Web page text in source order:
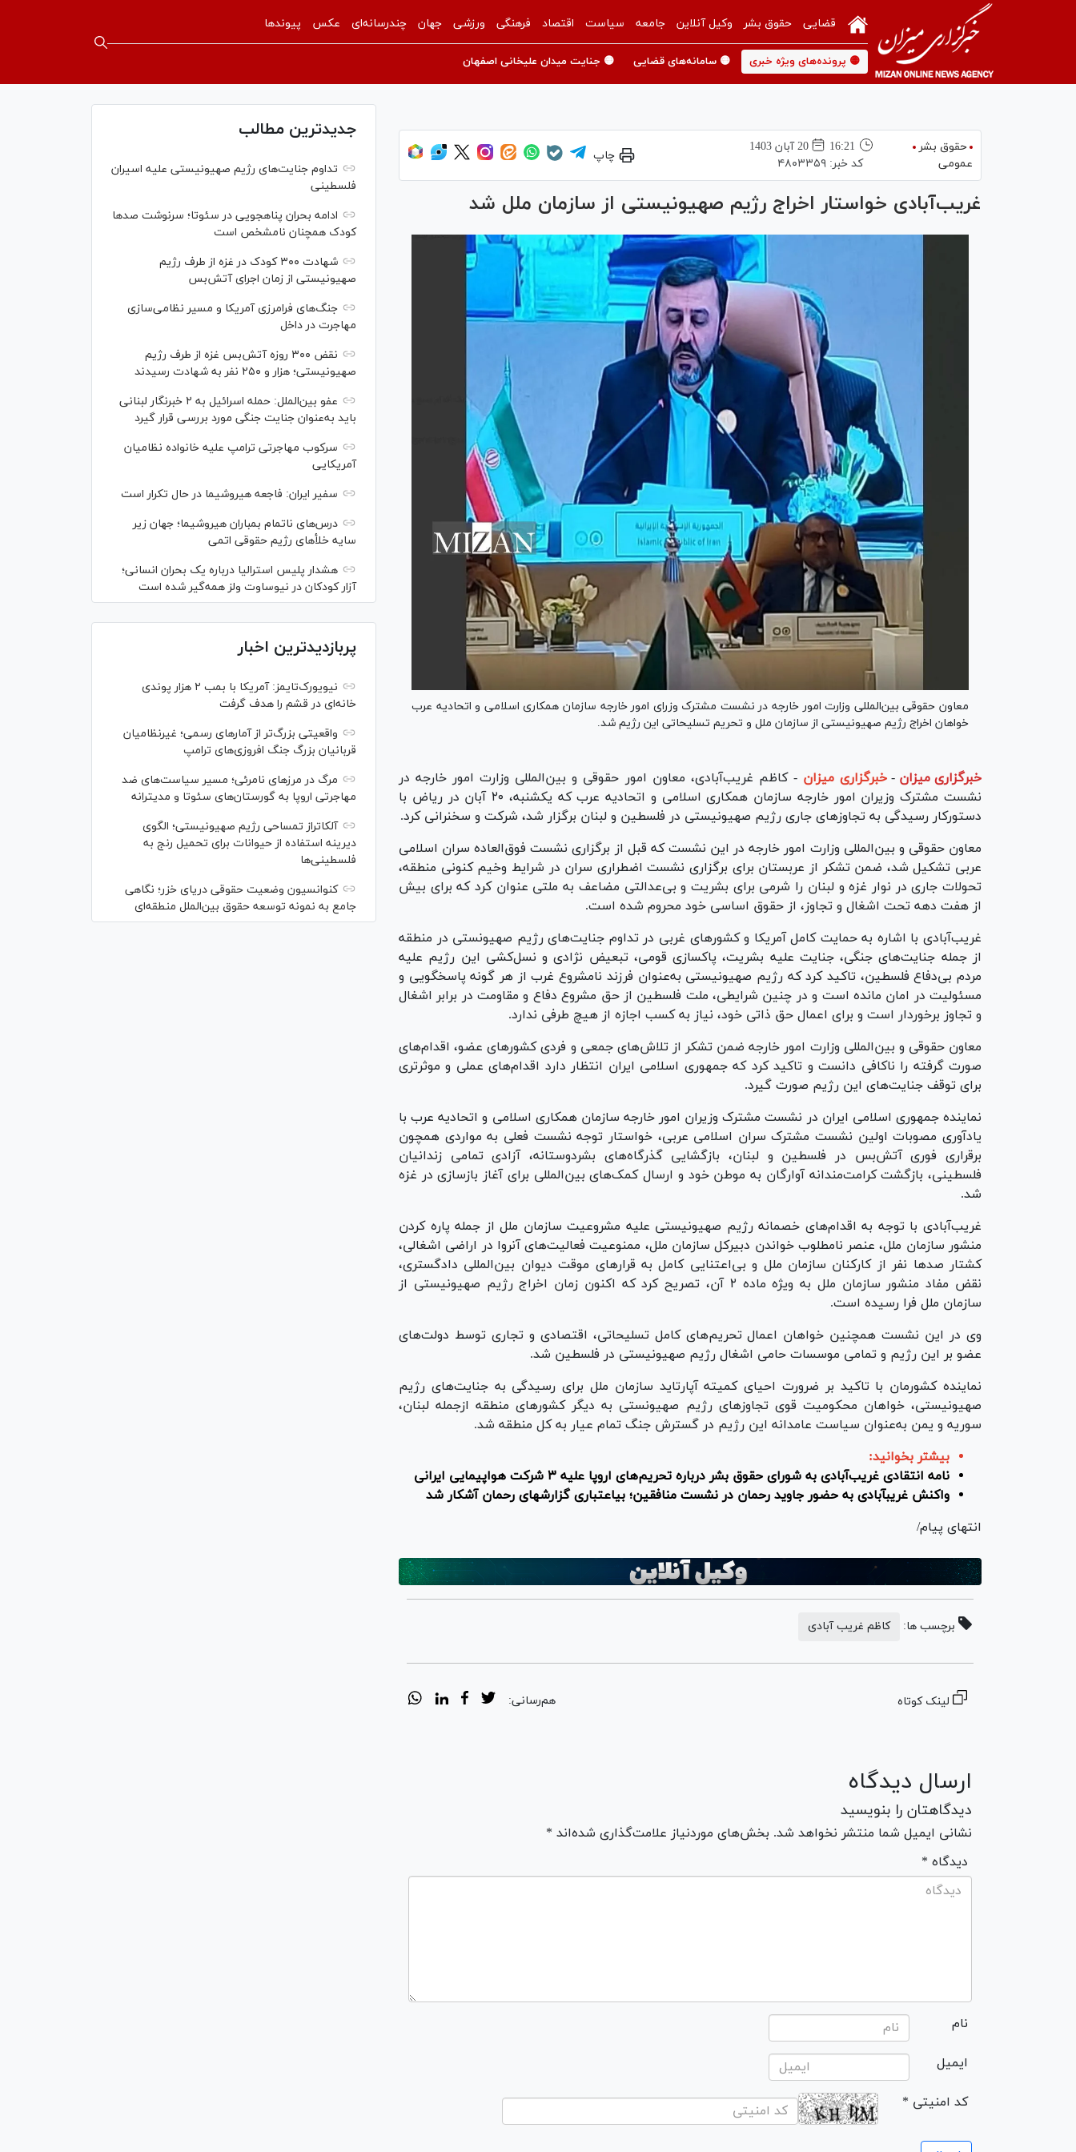
قضایی حقوق بشر وکیل آنلاین جامعه سیاست اقتصاد فرهنگی ورزشی جهان چندرسانه‌ای عکس پیوندها
🟡 پرونده‌های ویژه خبری 🟡 سامانه‌های قضایی 🟡 جنایت میدان علیخانی اصفهان
حقوق بشر
عمومی
16:21
20 آبان 1403
کد خبر: ۴۸۰۳۳۵۹
چاپ
غریب‌آبادی خواستار اخراج رژیم صهیونیستی از سازمان ملل شد
معاون حقوقی بین‌المللی وزارت امور خارجه در نشست مشترک وزرای امور خارجه سازمان همکاری اسلامی و اتحادیه عرب
خواهان اخراج رژیم صهیونیستی از سازمان ملل و تحریم تسلیحاتی این رژیم شد.
خبرگزاری میزان - خبرگزاری میزان - کاظم غریب‌آبادی، معاون امور حقوقی و بین‌المللی وزارت امور خارجه در
نشست مشترک وزیران امور خارجه سازمان همکاری اسلامی و اتحادیه عرب که یکشنبه، ۲۰ آبان در ریاض با
دستورکار رسیدگی به تجاوزهای جاری رژیم صهیونیستی در فلسطین و لبنان برگزار شد، شرکت و سخنرانی کرد.
معاون حقوقی و بین‌المللی وزارت امور خارجه در این نشست که قبل از برگزاری نشست فوق‌العاده سران اسلامی
عربی تشکیل شد، ضمن تشکر از عربستان برای برگزاری نشست اضطراری سران در شرایط وخیم کنونی منطقه،
تحولات جاری در نوار غزه و لبنان را شرمی برای بشریت و بی‌عدالتی مضاعف به ملتی عنوان کرد که برای بیش
از هفت دهه تحت اشغال و تجاوز، از حقوق اساسی خود محروم شده است.
غریب‌آبادی با اشاره به حمایت کامل آمریکا و کشور‌های غربی در تداوم جنایت‌های رژیم صهیونستی در منطقه
از جمله جنایت‌های جنگی، جنایت علیه بشریت، پاکسازی قومی، تبعیض نژادی و نسل‌کشی این رژیم علیه
مردم بی‌دفاع فلسطین، تاکید کرد که رژیم صهیونیستی به‌عنوان فرزند نامشروع غرب از هر گونه پاسخگویی و
مسئولیت در امان مانده است و در چنین شرایطی، ملت فلسطین از حق مشروع دفاع و مقاومت در برابر اشغال
و تجاوز برخوردار است و برای اعمال حق ذاتی خود، نیاز به کسب اجازه از هیچ طرفی ندارد.
معاون حقوقی و بین‌المللی وزارت امور خارجه ضمن تشکر از تلاش‌های جمعی و فردی کشور‌های عضو، اقدام‌های
صورت گرفته را ناکافی دانست و تاکید کرد که جمهوری اسلامی ایران انتظار دارد اقدام‌های عملی و موثرتری
برای توقف جنایت‌های این رژیم صورت گیرد.
نماینده جمهوری اسلامی ایران در نشست مشترک وزیران امور خارجه سازمان همکاری اسلامی و اتحادیه عرب با
یادآوری مصوبات اولین نشست مشترک سران اسلامی عربی، خواستار توجه نشست فعلی به مواردی همچون
برقراری فوری آتش‌بس در فلسطین و لبنان، بازگشایی گذرگاه‌های بشردوستانه، آزادی تمامی زندانیان
فلسطینی، بازگشت کرامت‌مندانه آوارگان به موطن خود و ارسال کمک‌های بین‌المللی برای آغاز بازسازی در غزه
شد.
غریب‌آبادی با توجه به اقدام‌های خصمانه رژیم صهیونیستی علیه مشروعیت سازمان ملل از جمله پاره کردن
منشور سازمان ملل، عنصر نامطلوب خواندن دبیرکل سازمان ملل، ممنوعیت فعالیت‌های آنروا در اراضی اشغالی،
کشتار صد‌ها نفر از کارکنان سازمان ملل و بی‌اعتنایی کامل به قرار‌های موقت دیوان بین‌المللی دادگستری،
نقض مفاد منشور سازمان ملل به ویژه ماده ۲ آن، تصریح کرد که اکنون زمان اخراج رژیم صهیونیستی از
سازمان ملل فرا رسیده است.
وی در این نشست همچنین خواهان اعمال تحریم‌های کامل تسلیحاتی، اقتصادی و تجاری توسط دولت‌های
عضو بر این رژیم و تمامی موسسات حامی اشغال رژیم صهیونیستی در فلسطین شد.
نماینده کشورمان با تاکید بر ضرورت احیای کمیته آپارتاید سازمان ملل برای رسیدگی به جنایت‌های رژیم
صهیونیستی، خواهان محکومیت قوی تجاوزهای رژیم صهیونستی به دیگر کشور‌های منطقه ازجمله لبنان،
سوریه و یمن به‌عنوان سیاست عامدانه این رژیم در گسترش جنگ تمام عیار به کل منطقه شد.
بیشتر بخوانید:
نامه انتقادی غریب‌آبادی به شورای حقوق بشر درباره تحریم‌های اروپا علیه ۳ شرکت هواپیمایی ایرانی
واکنش غریب‎آبادی به حضور جاوید رحمان در نشست منافقین؛ بی‎اعتباری گزارش‎های رحمان آشکار شد
انتهای پیام/
برچسب ها: کاظم غریب آبادی
لینک کوتاه هم‌رسانی:
ارسال دیدگاه
دیدگاهتان را بنویسید
نشانی ایمیل شما منتشر نخواهد شد. بخش‌های موردنیاز علامت‌گذاری شده‌اند *
* دیدگاه
نام
ایمیل
* کد امنیتی
جدیدترین مطالب
تداوم جنایت‌های رژیم صهیونیستی علیه اسیران
فلسطینی
ادامه بحران پناهجویی در سئوتا؛ سرنوشت صدها
کودک همچنان نامشخص است
شهادت ۳۰۰ کودک در غزه از طرف رژیم
صهیونیستی از زمان اجرای آتش‌بس
جنگ‌های فرامرزی آمریکا و مسیر نظامی‌سازی
مهاجرت در داخل
نقض ۳۰۰ روزه آتش‌بس غزه از طرف رژیم
صهیونیستی؛ هزار و ۲۵۰ نفر به شهادت رسیدند
عفو بین‌الملل: حمله اسرائیل به ۲ خبرنگار لبنانی
باید به‌عنوان جنایت جنگی مورد بررسی قرار گیرد
سرکوب مهاجرتی ترامپ علیه خانواده نظامیان
آمریکایی
سفیر ایران: فاجعه هیروشیما در حال تکرار است
درس‌های ناتمام بمباران هیروشیما؛ جهان زیر
سایه خلأ‌های رژیم حقوقی اتمی
هشدار پلیس استرالیا درباره یک بحران انسانی؛
آزار کودکان در نیوساوت ولز همه‌گیر شده است
پربازدیدترین اخبار
نیویورک‌تایمز: آمریکا با بمب ۲ هزار پوندی
خانه‌ای در قشم را هدف گرفت
واقعیتی بزرگ‌تر از آمار‌های رسمی؛ غیرنظامیان
قربانیان بزرگ جنگ افروزی‌های ترامپ
مرگ در مرز‌های نامرئی؛ مسیر سیاست‌های ضد
مهاجرتی اروپا به گورستان‌های سئوتا و مدیترانه
آلکاتراز تمساحی رژیم صهیونیستی؛ الگوی
دیرینه استفاده از حیوانات برای تحمیل رنج به
فلسطینی‌ها
کنوانسیون وضعیت حقوقی دریای خزر؛ نگاهی
جامع به نمونه توسعه حقوق بین‌الملل منطقه‌ای